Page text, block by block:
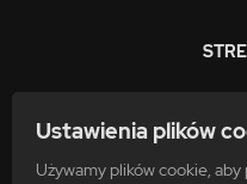
Ustawienia plików
Używamy plików cookie,